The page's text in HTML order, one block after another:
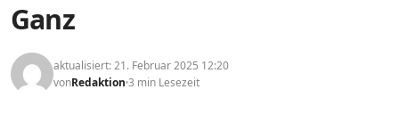
Ganz
aktualisiert: 21. Februar 2025 12:20
vonRedaktion 3 min Lesezeit